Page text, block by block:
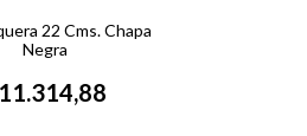
22 Cms. Chapa
Negra